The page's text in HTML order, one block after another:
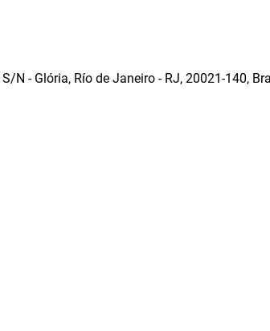
N - Glória, Río de Janeiro - RJ, 20021-140,